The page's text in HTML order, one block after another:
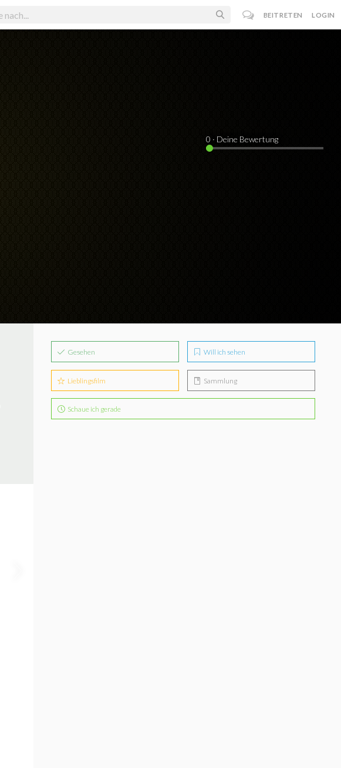
BEITRETEN LOGIN
0 · Deine Bewertung
Gesehen Will ich sehen
Lieblingsfilm Sammlung
Schaue ich gerade